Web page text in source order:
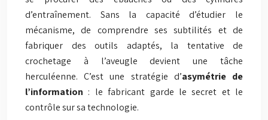
d’entraînement. Sans la capacité d’étudier le
mécanisme, de comprendre ses subtilités et de
fabriquer des outils adaptés, la tentative de
crochetage à l’aveugle devient une tâche
herculéenne. C’est une stratégie d’asymétrie de
l’information : le fabricant garde le secret et le
contrôle sur sa technologie.